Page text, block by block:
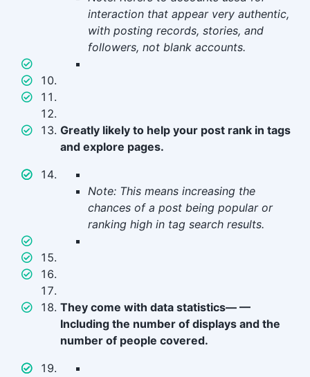
interaction that appear very authentic,
with posting records, stories, and
followers, not blank accounts.
Greatly likely to help your post rank in tags
and explore pages.
Note: This means increasing the
chances of a post being popular or
ranking high in tag search results.
They come with data statistics— —
Including the number of displays and the
number of people covered.